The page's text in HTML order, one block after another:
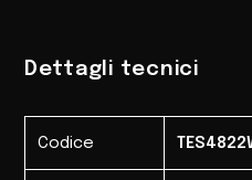
persona, sono forniti in
da impiegarsi per il
Dettagli tecnici
Codice